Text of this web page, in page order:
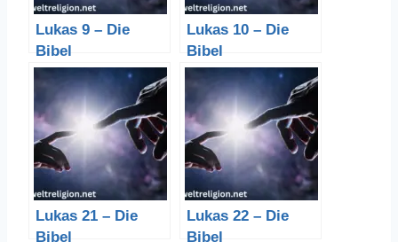
Lukas 9 – Die
Bibel
Lukas 10 – Die
Bibel
Lukas 21 – Die
Bibel
Lukas 22 – Die
Bibel